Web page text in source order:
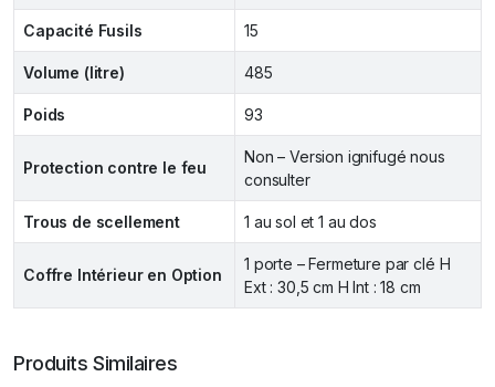
Capacité Fusils 15
Volume (litre) 485
Poids 93
Protection contre le feu
Non – Version ignifugé nous
consulter
Trous de scellement 1 au sol et 1 au dos
Coffre Intérieur en Option
1 porte – Fermeture par clé H
Ext : 30,5 cm H Int : 18 cm
Produits Similaires